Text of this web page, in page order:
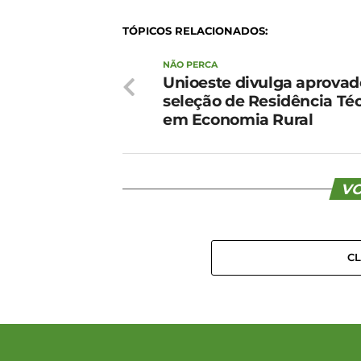
TÓPICOS RELACIONADOS:
NÃO PERCA
Unioeste divulga
seleção de Residência
em Economia Rural